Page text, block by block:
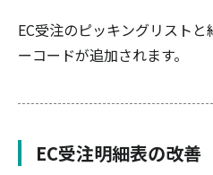
EC受注のピッキングリスト
ーコードが追加されます。
EC受注明細表の改善